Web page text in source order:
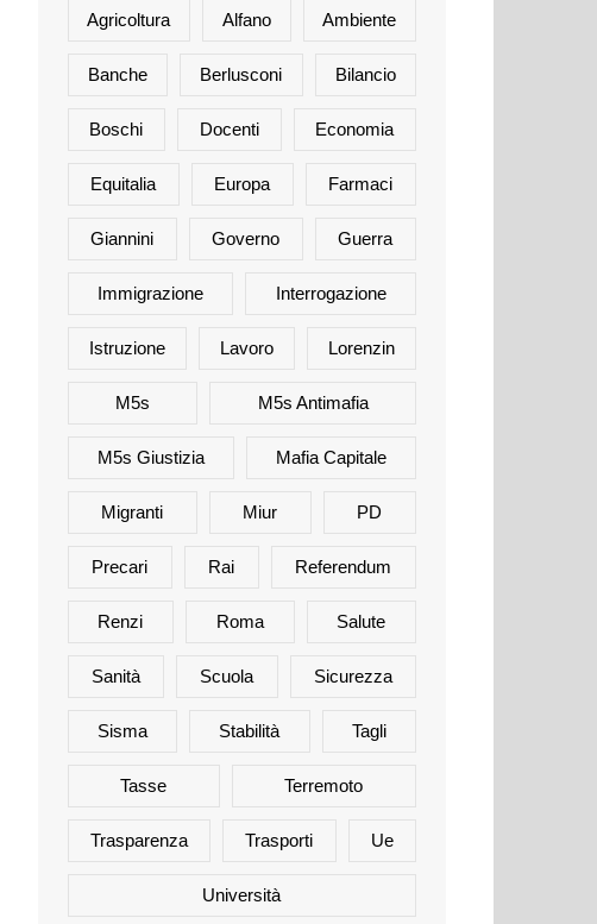
Agricoltura Alfano Ambiente
Banche Berlusconi Bilancio
Boschi Docenti Economia
Equitalia Europa Farmaci
Giannini Governo Guerra
Immigrazione Interrogazione
Istruzione Lavoro Lorenzin
M5s M5s Antimafia
M5s Giustizia Mafia Capitale
Migranti Miur PD
Precari Rai Referendum
Renzi Roma Salute
Sanità Scuola Sicurezza
Sisma Stabilità Tagli
Tasse Terremoto
Trasparenza Trasporti Ue
Università